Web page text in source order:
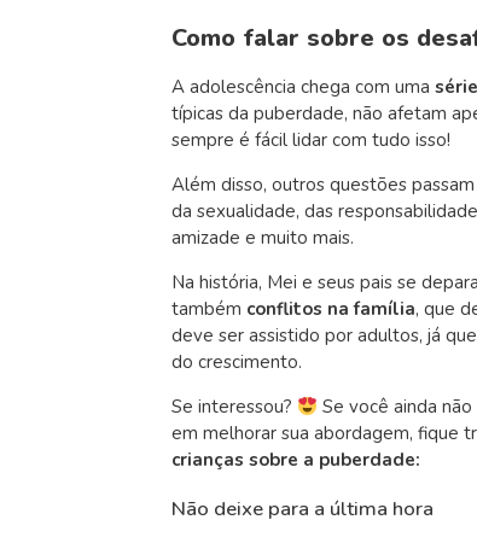
Como falar sobre os
A adolescência chega com uma
típicas da puberdade, não afetam
sempre é fácil lidar com tudo isso!
Além disso, outros questões
da sexualidade, das
amizade e muito mais.
Na história, Mei e seus pais se
também conflitos na família, que
deve ser assistido por adultos, já
do crescimento.
Se interessou?
Se você ainda
em melhorar sua abordagem, fique
crianças sobre a puberdade:
Não deixe para a última hora